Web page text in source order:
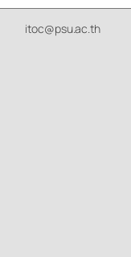
itoc@psu.ac.th